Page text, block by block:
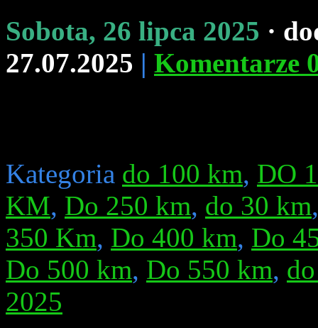
Sobota, 26 lipca 2025 ·
27.07.2025 | Komentarze
Kategoria do 100 km, DO
KM, Do 250 km, do 30 km
350 Km, Do 400 km, Do
Do 500 km, Do 550 km,
2025